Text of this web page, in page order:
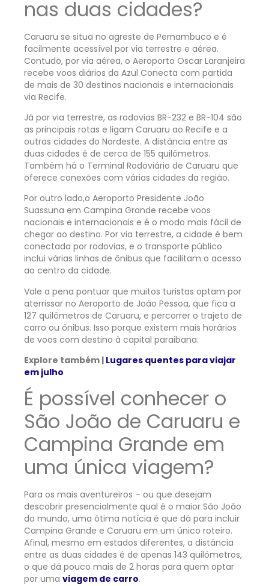
nas duas cidades?
Caruaru se situa no agreste de Pernambuco e é
facilmente acessível por via terrestre e aérea.
Contudo, por via aérea, o Aeroporto Oscar Laranjeira
recebe voos diários da Azul Conecta com partida
de mais de 30 destinos nacionais e internacionais
via Recife.
Já por via terrestre, as rodovias BR-232 e BR-104 são
as principais rotas e ligam Caruaru ao Recife e a
outras cidades do Nordeste. A distância entre as
duas cidades é de cerca de 155 quilômetros.
Também há o Terminal Rodoviário de Caruaru que
oferece conexões com várias cidades da região.
Por outro lado,o Aeroporto Presidente João
Suassuna em Campina Grande recebe voos
nacionais e internacionais e é o modo mais fácil de
chegar ao destino. Por via terrestre, a cidade é bem
conectada por rodovias, e o transporte público
inclui várias linhas de ônibus que facilitam o acesso
ao centro da cidade.
Vale a pena pontuar que muitos turistas optam por
aterrissar no Aeroporto de João Pessoa, que fica a
127 quilômetros de Caruaru, e percorrer o trajeto de
carro ou ônibus. Isso porque existem mais horários
de voos com destino à capital paraibana.
Explore também | Lugares quentes para viajar
em julho
É possível conhecer o
São João de Caruaru e
Campina Grande em
uma única viagem?
Para os mais aventureiros – ou que desejam
descobrir presencialmente qual é o maior São João
do mundo, uma ótima notícia é que dá para incluir
Campina Grande e Caruaru em um único roteiro.
Afinal, mesmo em estados diferentes, a distância
entre as duas cidades é de apenas 143 quilômetros,
o que dá pouco mais de 2 horas para quem optar
por uma viagem de carro.